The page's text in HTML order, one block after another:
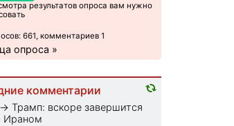
результатов опроса вам нужно
661, комментариев 1
опроса »
комментарии
→Трамп: вскоре завершится
Ираном